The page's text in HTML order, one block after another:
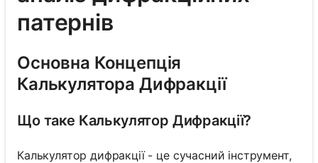
патернів
Основна Концепція
Калькулятора Дифракції
Що таке Калькулятор Дифракції?
Калькулятор дифракції - це сучасний інструмент,